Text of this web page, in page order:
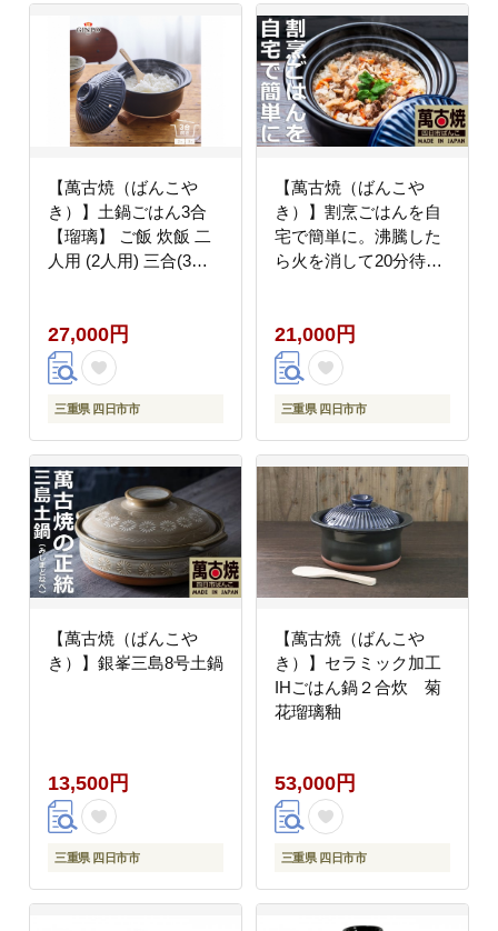
【萬古焼（ばんこや
き）】土鍋ごはん3合
【瑠璃】 ご飯 炊飯 二
人用 (2人用) 三合(3合)
めOK】(3合 1.8L 計量
カップ不要 火加減簡
単) 菊花 銀峯 GINPO
27,000円
三重県 四日市市
【萬古焼（ばんこや
き）】割烹ごはんを自
宅で簡単に。沸騰した
ら火を消して20分待つ
焼 銀峯陶器 菊花ごはん
土鍋 2合炊き
21,000円
三重県 四日市市
【萬古焼（ばんこや
き）】銀峯三島8号土鍋
13,500円
三重県 四日市市
【萬古焼（ばんこや
き）】セラミック加工
IHごはん鍋２合炊 菊
花瑠璃釉
53,000円
三重県 四日市市